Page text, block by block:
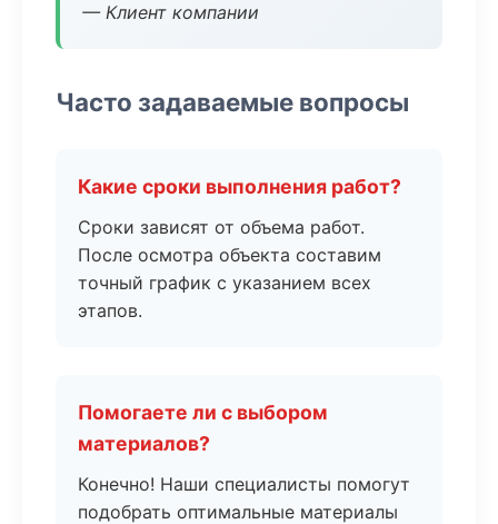
— Клиент компании
Часто задаваемые вопросы
Какие сроки выполнения работ?
Сроки зависят от объема работ.
После осмотра объекта составим
точный график с указанием всех
этапов.
Помогаете ли с выбором
материалов?
Конечно! Наши специалисты помогут
подобрать оптимальные материалы